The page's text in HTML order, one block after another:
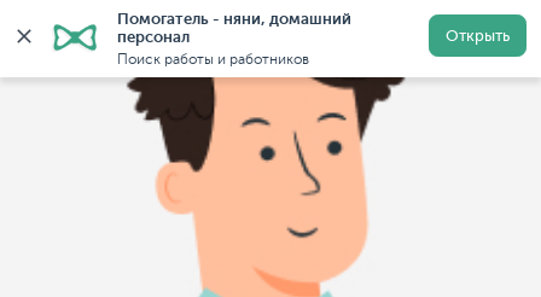
Помогатель - няни, домашний
персонал
Поиск работы и работников
Открыть
Главная Мастера на час Мастер на час Николай